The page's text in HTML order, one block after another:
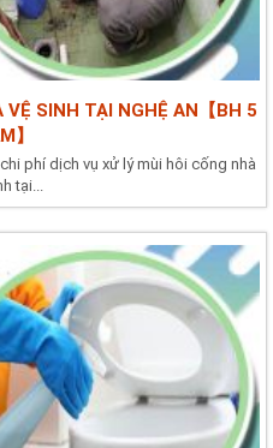
VỆ SINH TẠI NGHỆ AN【BH 5
】
phí dịch vụ xử lý mùi hôi cống nhà
tại...